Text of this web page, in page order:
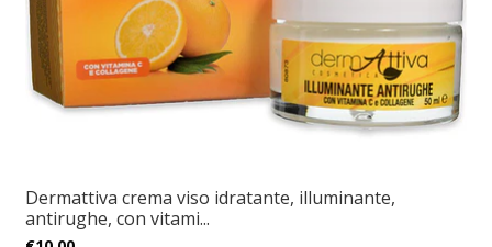
Dermattiva crema viso idratante, illuminante,
antirughe, con vitami...